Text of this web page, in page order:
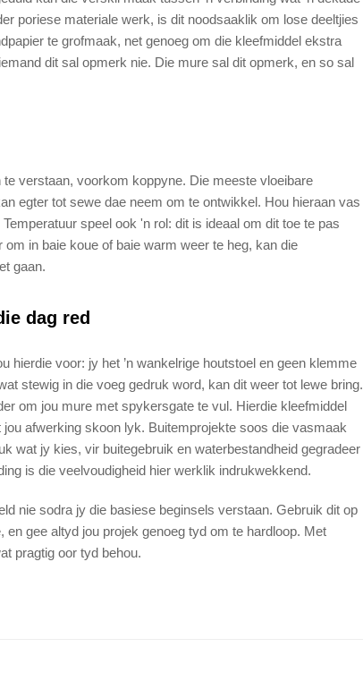
poriese materiale werk, is dit noodsaaklik om lose deeltjies
te grofmaak, net genoeg om die kleefmiddel ekstra
dit sal opmerk nie. Die mure sal dit opmerk, en so sal
verstaan, voorkom koppyne. Die meeste vloeibare
egter tot sewe dae neem om te ontwikkel. Hou hieraan vas
speel ook 'n rol: dit is ideaal om dit toe te pas
in baie koue of baie warm weer te heg, kan die
gaan.
dag red
voor: jy het ’n wankelrige houtstoel en geen klemme
stewig in die voeg gedruk word, kan dit weer tot lewe bring.
om jou mure met spykersgate te vul. Hierdie kleefmiddel
afwerking skoon lyk. Buitemprojekte soos die vasmaak
wat jy kies, vir buitegebruik en waterbestandheid gegradeer
is die veelvoudigheid hier werklik indrukwekkend.
nie sodra jy die basiese beginsels verstaan. Gebruik dit op
gee altyd jou projek genoeg tyd om te hardloop. Met
pragtig oor tyd behou.